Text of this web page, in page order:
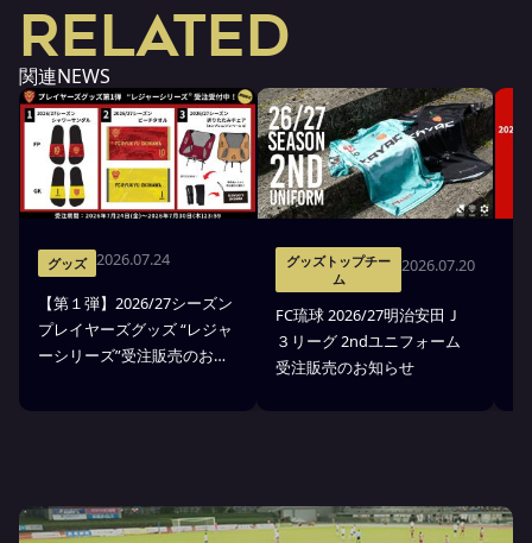
RELATED
関連NEWS
グッズ 2026.07.24
【第１弾】2026/27シーズン
プレイヤーズグッズ “レジャ
ーシリーズ”受注販売のお知
グッズトップチー
ム
2026.07.20
FC琉球 2026/27明治安田Ｊ
３リーグ 2ndユニフォーム
受注販売のお知らせ